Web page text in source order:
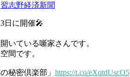
習志野経済新聞
日に開催🎤
いている噺家さんです。
間です。
秘密倶楽部」 https://t.co/eXqtdUscO5